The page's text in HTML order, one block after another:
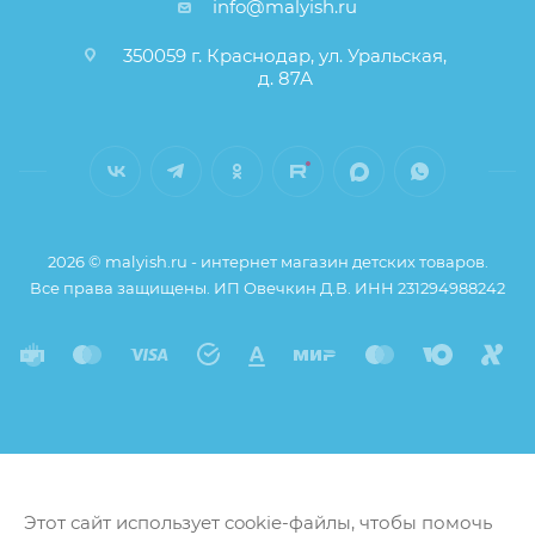
info@malyish.ru
350059 г. Краснодар, ул. Уральская,
д. 87А
2026 © malyish.ru - интернет магазин детских товаров.
Все права защищены. ИП Овечкин Д.В. ИНН 231294988242
Этот сайт использует cookie-файлы, чтобы помочь